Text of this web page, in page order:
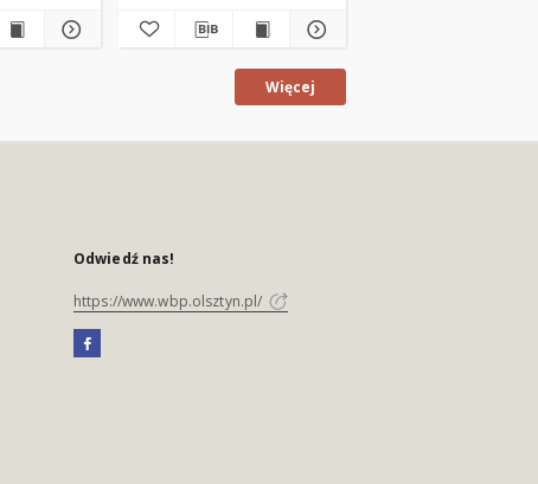
Więcej
Odwiedź nas!
https://www.wbp.olsztyn.pl/